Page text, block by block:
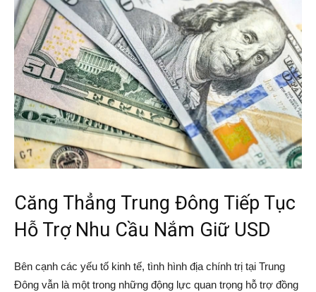
Căng Thẳng Trung Đông Tiếp Tục
Hỗ Trợ Nhu Cầu Nắm Giữ USD
Bên cạnh các yếu tố kinh tế, tình hình địa chính trị tại Trung
Đông vẫn là một trong những động lực quan trọng hỗ trợ đồng